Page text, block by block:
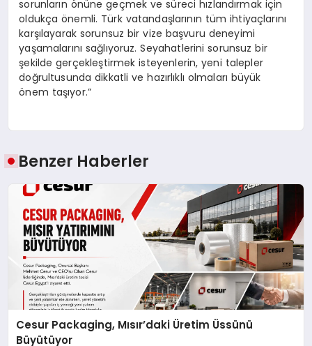
sorunların önüne geçmek ve süreci hızlandırmak için
oldukça önemli. Türk vatandaşlarının tüm ihtiyaçlarını
karşılayarak sorunsuz bir vize başvuru deneyimi
yaşamalarını sağlıyoruz. Seyahatlerini sorunsuz bir
şekilde gerçekleştirmek isteyenlerin, yeni talepler
doğrultusunda dikkatli ve hazırlıklı olmaları büyük
önem taşıyor.”
Benzer Haberler
Cesur Packaging, Mısır’daki Üretim Üssünü
Büyütüyor